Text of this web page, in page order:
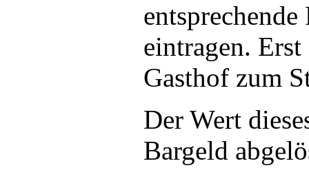
eintragen.
Gasthof zum
Der Wert
Bargeld